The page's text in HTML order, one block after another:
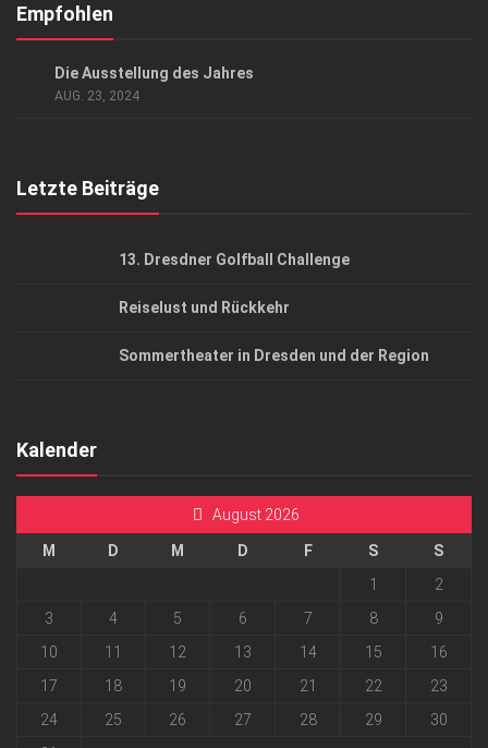
Kontakt, Impressum
Empfohlen
Die Ausstellung des Jahres
AUG. 23, 2024
Letzte Beiträge
13. Dresdner Golfball Challenge
Reiselust und Rückkehr
Sommertheater in Dresden und der Region
Kalender
August 2026
M D M D F S
S
1
2
3
4 5 6 7 8
9
10
11 12 13 14 15
16
17
18 19 20 21 22
23
24
25 26 27 28 29
30